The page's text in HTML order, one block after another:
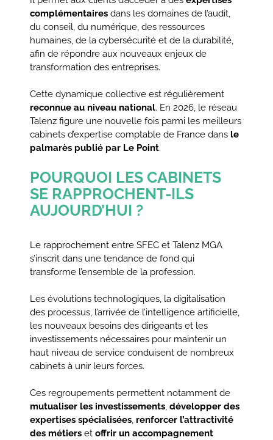
complémentaires dans les domaines de l’audit,
du conseil, du numérique, des ressources
humaines, de la cybersécurité et de la durabilité,
afin de répondre aux nouveaux enjeux de
transformation des entreprises.
Cette dynamique collective est régulièrement
reconnue au niveau national. En 2026, le réseau
Talenz figure une nouvelle fois parmi les meilleurs
cabinets d’expertise comptable de France dansle
palmarès publié par Le Point.
POURQUOI LES CABINETS
SE RAPPROCHENT-ILS
AUJOURD’HUI ?
Le rapprochement entre SFEC et Talenz MGA
s’inscrit dans une tendance de fond qui
transforme l’ensemble de la profession.
Les évolutions technologiques, la digitalisation
des processus, l’arrivée de l’intelligence artificielle,
les nouveaux besoins des dirigeants et les
investissements nécessaires pour maintenir un
haut niveau de service conduisent de nombreux
cabinets à unir leurs forces.
Ces regroupements permettent notamment de
mutualiser les investissements ,développer des
expertises spécialisées ,renforcer l’attractivité
des métiers etoffrir un accompagnement